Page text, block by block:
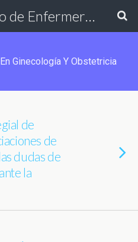
Excmo. Colegio de Enfermería de Cádiz
Ginecología Y Obstetricia
de
de
dudas de
la